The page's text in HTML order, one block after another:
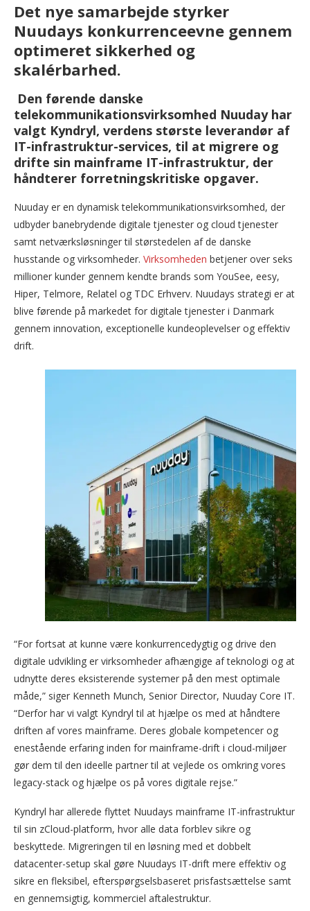
Det nye samarbejde styrker
Nuudays konkurrenceevne gennem
optimeret sikkerhed og
skalérbarhed.
Den førende danske
telekommunikationsvirksomhed Nuuday har
valgt Kyndryl, verdens største leverandør af
IT-infrastruktur-services, til at migrere og
drifte sin mainframe IT-infrastruktur, der
håndterer forretningskritiske opgaver.
Nuuday er en dynamisk telekommunikationsvirksomhed, der
udbyder banebrydende digitale tjenester og cloud tjenester
samt netværksløsninger til størstedelen af de danske
husstande og virksomheder. Virksomheden betjener over seks
millioner kunder gennem kendte brands som YouSee, eesy,
Hiper, Telmore, Relatel og TDC Erhverv. Nuudays strategi er at
blive førende på markedet for digitale tjenester i Danmark
gennem innovation, exceptionelle kundeoplevelser og effektiv
drift.
“For fortsat at kunne være konkurrencedygtig og drive den
digitale udvikling er virksomheder afhængige af teknologi og at
udnytte deres eksisterende systemer på den mest optimale
måde,” siger Kenneth Munch, Senior Director, Nuuday Core IT.
“Derfor har vi valgt Kyndryl til at hjælpe os med at håndtere
driften af vores mainframe. Deres globale kompetencer og
enestående erfaring inden for mainframe-drift i cloud-miljøer
gør dem til den ideelle partner til at vejlede os omkring vores
legacy-stack og hjælpe os på vores digitale rejse.”
Kyndryl har allerede flyttet Nuudays mainframe IT-infrastruktur
til sin zCloud-platform, hvor alle data forblev sikre og
beskyttede. Migreringen til en løsning med et dobbelt
datacenter-setup skal gøre Nuudays IT-drift mere effektiv og
sikre en fleksibel, efterspørgselsbaseret prisfastsættelse samt
en gennemsigtig, kommerciel aftalestruktur.